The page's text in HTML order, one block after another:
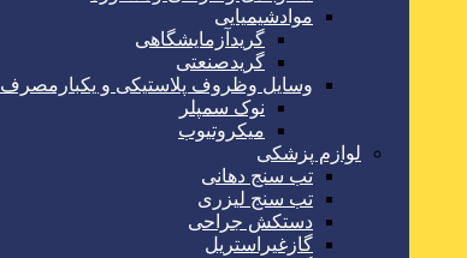
موادشیمیایی
گریدآزمایشگاهی
گریدصنعتی
وسایل وظروف پلاستیکی و یکبارمصرف
نوک سمپلر
میکروتیوب
لوازم پزشکی
تب سنج دهانی
تب سنج لیزری
دستکش جراحی
گازغیراستریل